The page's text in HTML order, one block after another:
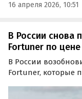
16 апреля 2026, 10:51
В России снова
Fortuner по
В России
Fortuner, которые
дизельным